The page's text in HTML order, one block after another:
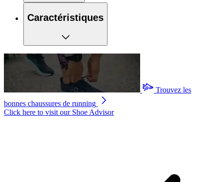
Caractéristiques
Trouvez les
bonnes chaussures de running
Click here to visit our Shoe Advisor